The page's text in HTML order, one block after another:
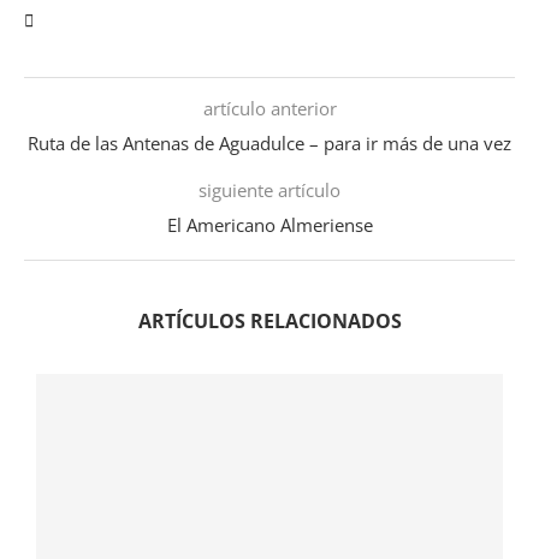
artículo anterior
Ruta de las Antenas de Aguadulce – para ir más de una vez
siguiente artículo
El Americano Almeriense
ARTÍCULOS RELACIONADOS